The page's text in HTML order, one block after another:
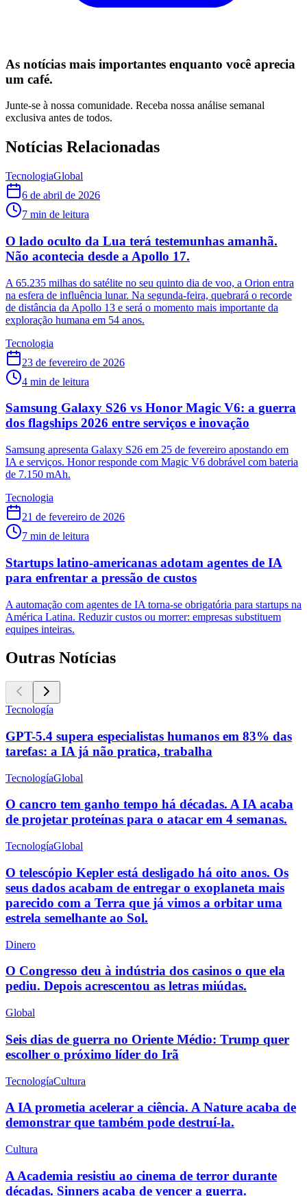
As notícias mais importantes enquanto você aprecia
um café.
Junte-se à nossa comunidade. Receba nossa análise semanal
exclusiva antes de todos.
Notícias Relacionadas
TecnologiaGlobal
6 de abril de 2026
7 min de leitura
O lado oculto da Lua terá testemunhas amanhã.
Não acontecia desde a Apollo 17.
A 65.235 milhas do satélite no seu quinto dia de voo, a Orion entra
na esfera de influência lunar. Na segunda-feira, quebrará o recorde
de distância da Apollo 13 e será o momento mais importante da
exploração humana em 54 anos.
Tecnologia
23 de fevereiro de 2026
4 min de leitura
Samsung Galaxy S26 vs Honor Magic V6: a guerra
dos flagships 2026 entre serviços e inovação
Samsung apresenta Galaxy S26 em 25 de fevereiro apostando em
IA e serviços. Honor responde com Magic V6 dobrável com bateria
de 7.150 mAh.
Tecnologia
21 de fevereiro de 2026
7 min de leitura
Startups latino-americanas adotam agentes de IA
para enfrentar a pressão de custos
A automação com agentes de IA torna-se obrigatória para startups na
América Latina. Reduzir custos ou morrer: empresas substituem
equipes inteiras.
Outras Notícias
Tecnología
GPT-5.4 supera especialistas humanos em 83% das
tarefas: a IA já não pratica, trabalha
TecnologíaGlobal
O cancro tem ganho tempo há décadas. A IA acaba
de projetar proteínas para o atacar em 4 semanas.
TecnologíaGlobal
O telescópio Kepler está desligado há oito anos. Os
seus dados acabam de entregar o exoplaneta mais
parecido com a Terra que já vimos a orbitar uma
estrela semelhante ao Sol.
Dinero
O Congresso deu à indústria dos casinos o que ela
pediu. Depois acrescentou as letras miúdas.
Global
Seis dias de guerra no Oriente Médio: Trump quer
escolher o próximo líder do Irã
TecnologíaCultura
A IA prometia acelerar a ciência. A Nature acaba de
demonstrar que também pode destruí-la.
Cultura
A Academia resistiu ao cinema de terror durante
décadas. Sinners acaba de vencer a guerra.